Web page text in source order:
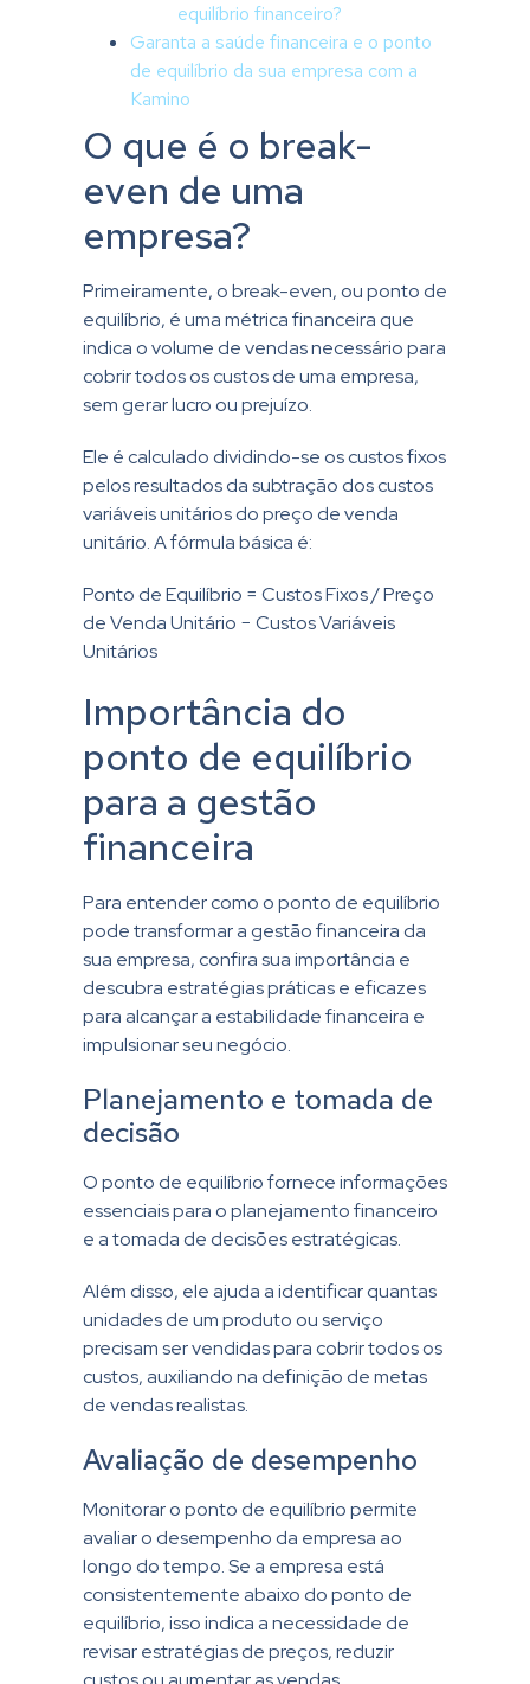
equilíbrio financeiro?
Garanta a saúde financeira e o ponto
de equilíbrio da sua empresa com a
Kamino
O que é o break-
even de uma
empresa?
Primeiramente, o break-even, ou ponto de
equilíbrio, é uma métrica financeira que
indica o volume de vendas necessário para
cobrir todos os custos de uma empresa,
sem gerar lucro ou prejuízo.
Ele é calculado dividindo-se os custos fixos
pelos resultados da subtração dos custos
variáveis unitários do preço de venda
unitário. A fórmula básica é:
Ponto de Equilíbrio = Custos Fixos / Preço
de Venda Unitário − Custos Variáveis
Unitários
Importância do
ponto de equilíbrio
para a gestão
financeira
Para entender como o ponto de equilíbrio
pode transformar a gestão financeira da
sua empresa, confira sua importância e
descubra estratégias práticas e eficazes
para alcançar a estabilidade financeira e
impulsionar seu negócio.
Planejamento e tomada de
decisão
O ponto de equilíbrio fornece informações
essenciais para o planejamento financeiro
e a tomada de decisões estratégicas.
Além disso, ele ajuda a identificar quantas
unidades de um produto ou serviço
precisam ser vendidas para cobrir todos os
custos, auxiliando na definição de metas
de vendas realistas.
Avaliação de desempenho
Monitorar o ponto de equilíbrio permite
avaliar o desempenho da empresa ao
longo do tempo. Se a empresa está
consistentemente abaixo do ponto de
equilíbrio, isso indica a necessidade de
revisar estratégias de preços, reduzir